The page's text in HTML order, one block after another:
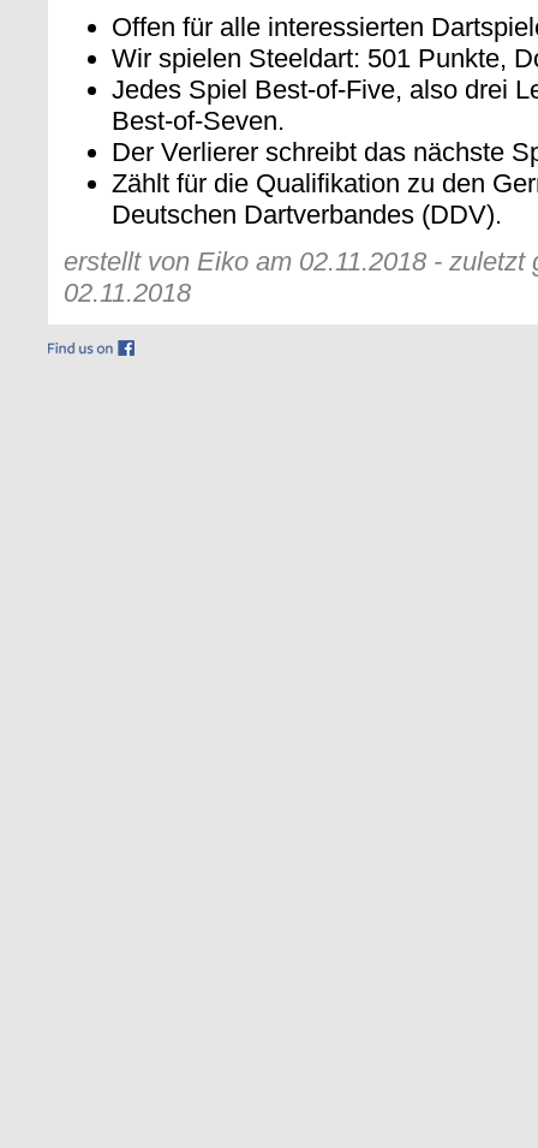
Offen für alle interessierten
Wir spielen Steeldart: 501 Punkte,
Jedes Spiel Best-of-Five, also drei
Best-of-Seven.
Der Verlierer schreibt das nächste
Zählt für die Qualifikation zu den
Deutschen Dartverbandes (DDV).
erstellt von Eiko am 02.11.2018 - zuletzt
02.11.2018